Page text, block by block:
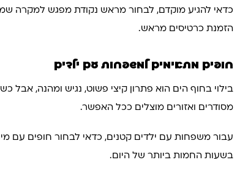
כדאי להגיע מוקדם, לבחור מראש נקודת מפגש למקרה
הזמנת כרטיסים מראש.
חופים מתאימים למשפחות עם ילדים
בילוי בחוף הים הוא פתרון קיצי פשוט, נגיש ומהנה,
מסודרים ואזורים מוצלים ככל האפשר.
עבור משפחות עם ילדים קטנים, כדאי לבחור חופים עם
בשעות החמות ביותר של היום.